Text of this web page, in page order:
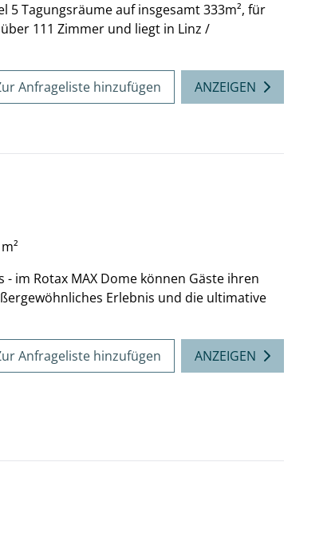
5 Tagungsräume auf insgesamt 333m², für
111 Zimmer und liegt in Linz /
Anfrageliste hinzufügen ANZEIGEN
im Rotax MAX Dome können Gäste ihren
Erlebnis und die ultimative
Anfrageliste hinzufügen ANZEIGEN